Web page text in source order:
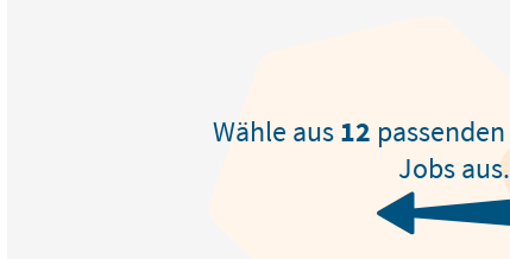
Wähle aus12 passenden
Jobs aus.